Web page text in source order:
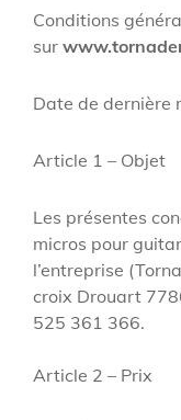
Conditions
sur
Date de dernière
Article 1 – Objet
Les présentes
micros pour
l’entreprise
croix Drouart
525 361 366.
Article 2 – Prix